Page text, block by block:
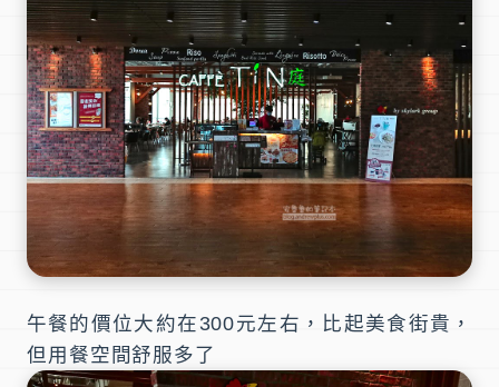
午餐的價位大約在300元左右，比起美食街貴，
但用餐空間舒服多了